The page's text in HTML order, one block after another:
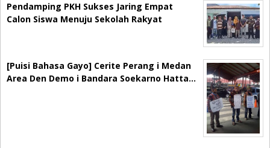
Pendamping PKH Sukses Jaring Empat
Calon Siswa Menuju Sekolah Rakyat
[Puisi Bahasa Gayo] Cerite Perang i Medan
Area Den Demo i Bandara Soekarno Hatta…